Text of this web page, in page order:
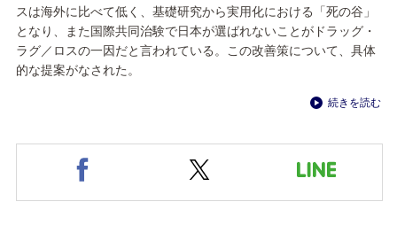
スは海外に比べて低く、基礎研究から実用化における「死の谷」
となり、また国際共同治験で日本が選ばれないことがドラッグ・
ラグ／ロスの一因だと言われている。この改善策について、具体
的な提案がなされた。
続きを読む